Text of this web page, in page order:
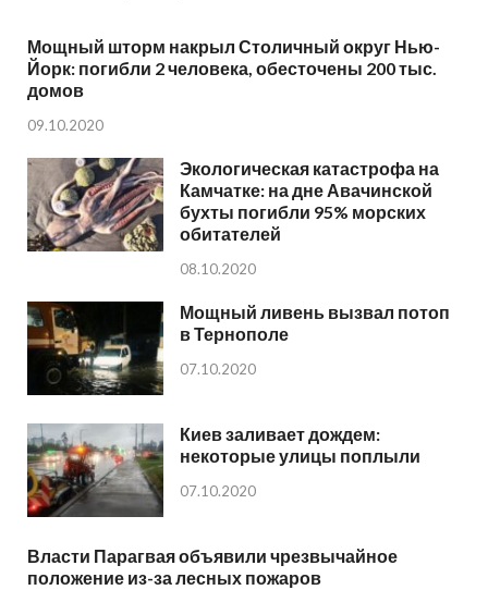
Мощный шторм накрыл Столичный округ Нью-
Йорк: погибли 2 человека, обесточены 200 тыс.
домов
09.10.2020
Экологическая катастрофа на
Камчатке: на дне Авачинской
бухты погибли 95% морских
обитателей
08.10.2020
Мощный ливень вызвал потоп
в Тернополе
07.10.2020
Киев заливает дождем:
некоторые улицы поплыли
07.10.2020
Власти Парагвая объявили чрезвычайное
положение из-за лесных пожаров